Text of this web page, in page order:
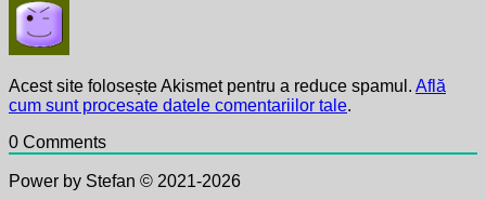
Acest site folosește Akismet pentru a reduce spamul. Află
cum sunt procesate datele comentariilor tale.
0 Comments
Power by Stefan © 2021-2026